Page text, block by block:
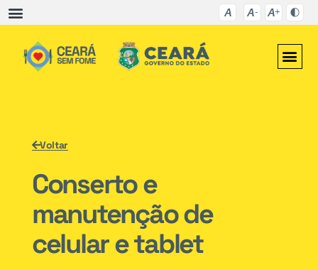
Voltar
Conserto e
manutenção de
celular e tablet